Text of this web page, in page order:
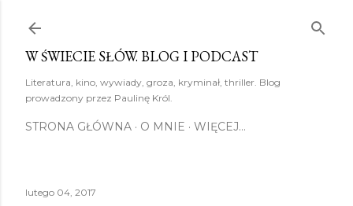
W ŚWIECIE SŁÓW. BLOG I PODCAST
Literatura, kino, wywiady, groza, kryminał, thriller. Blog
prowadzony przez Paulinę Król.
STRONA GŁÓWNA O MNIE WIĘCEJ…
lutego 04, 2017